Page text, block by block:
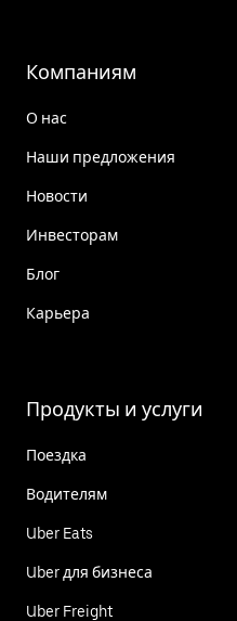
Компаниям
О нас
Наши предложения
Новости
Инвесторам
Блог
Карьера
Продукты и услуги
Поездка
Водителям
Uber Eats
Uber для бизнеса
Uber Freight